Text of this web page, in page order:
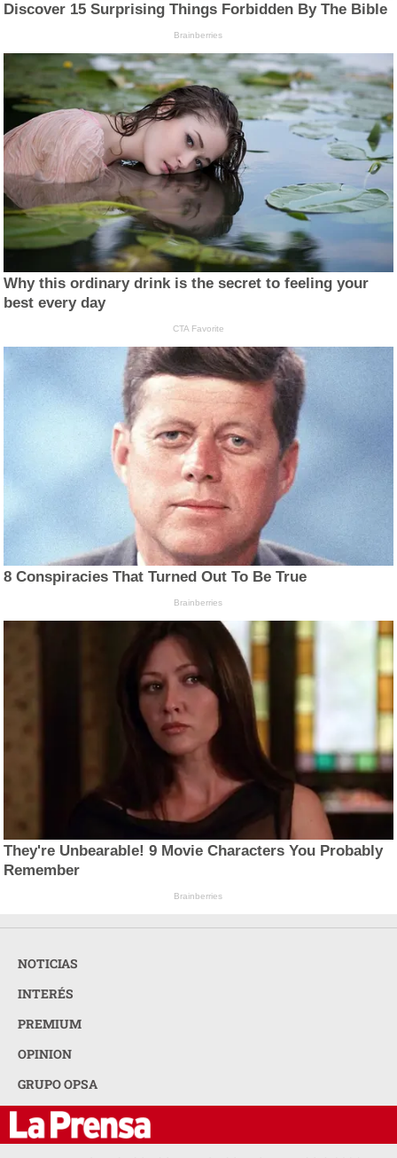
Discover 15 Surprising Things Forbidden By The Bible
Brainberries
Why this ordinary drink is the secret to feeling your
best every day
CTA Favorite
8 Conspiracies That Turned Out To Be True
Brainberries
They're Unbearable! 9 Movie Characters You Probably
Remember
Brainberries
NOTICIAS
INTERÉS
PREMIUM
OPINION
GRUPO OPSA